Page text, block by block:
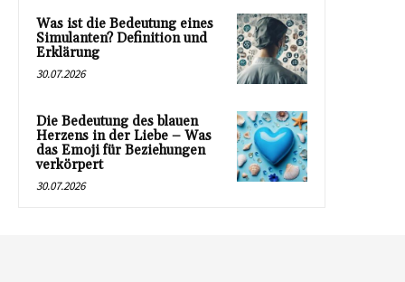
Was ist die Bedeutung eines
Simulanten? Definition und
Erklärung
30.07.2026
Die Bedeutung des blauen
Herzens in der Liebe – Was
das Emoji für Beziehungen
verkörpert
30.07.2026